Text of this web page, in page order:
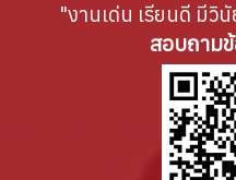
"งานเด่น เรียนดี มีวิ
สอบถาม